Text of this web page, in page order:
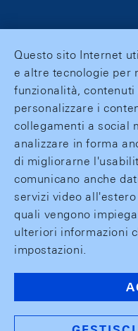
Questo sito Internet
e altre tecnologie per
funzionalità,
personalizzare i
collegamenti a social
analizzare in forma
di migliorarne
comunicano anche
servizi video
quali vengono
ulteriori informazioni
impostazioni.